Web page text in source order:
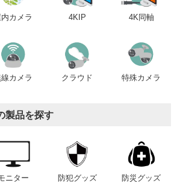
内カメラ 4KIP 4K同軸
カメラ クラウド 特殊カメラ
製品を探す
ニター 防犯グッズ 防災グッズ